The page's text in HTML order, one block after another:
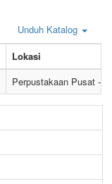
Unduh Katalog
Lokasi
Perpustakaan Pusat -